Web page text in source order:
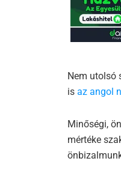
Nem utolsó
is az angol
Minőségi,
mértéke